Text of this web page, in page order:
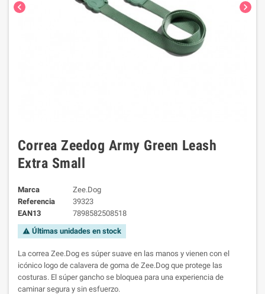
chevron_left chevron_right
Correa Zeedog Army Green Leash
Extra Small
Marca
Zee.Dog
Referencia
39323
EAN13
7898582508518
warning Últimas unidades en stock
La correa Zee.Dog es súper suave en las manos y vienen con el
icónico logo de calavera de goma de Zee.Dog que protege las
costuras. El súper gancho se bloquea para una experiencia de
caminar segura y sin esfuerzo.